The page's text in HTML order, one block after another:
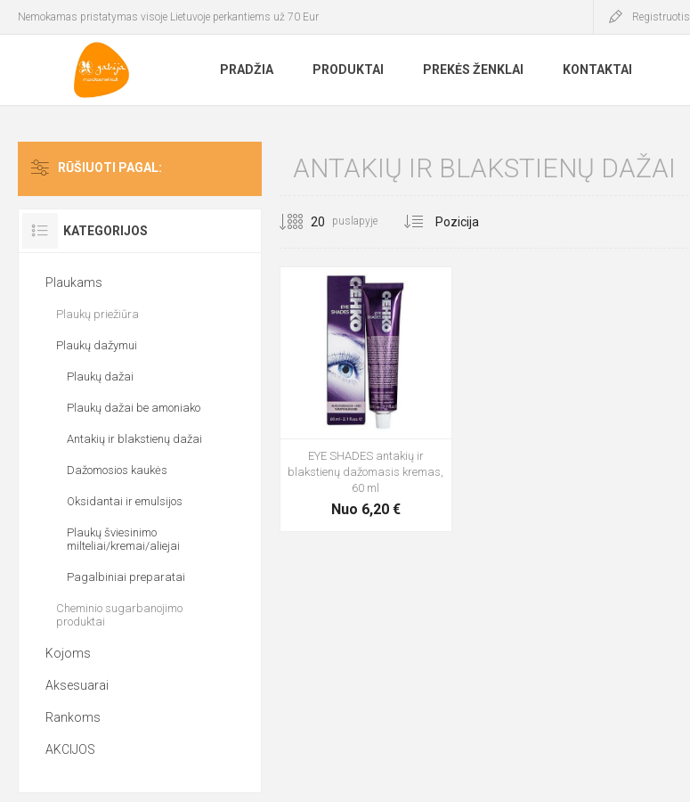
Nemokamas pristatymas visoje Lietuvoje perkantiems už 70 Eur Registruotis
PRADŽIA PRODUKTAI PREKĖS ŽENKLAI KONTAKTAI
ANTAKIŲ IR BLAKSTIENŲ DAŽAI
puslapyje
EYE SHADES antakių ir
blakstienų dažomasis kremas,
60 ml
Nuo 6,20 €
RŪŠIUOTI PAGAL:
KATEGORIJOS
Plaukams
Plaukų priežiūra
Plaukų dažymui
Plaukų dažai
Plaukų dažai be amoniako
Antakių ir blakstienų dažai
Dažomosios kaukės
Oksidantai ir emulsijos
Plaukų šviesinimo
milteliai/kremai/aliejai
Pagalbiniai preparatai
Cheminio sugarbanojimo
produktai
Kojoms
Aksesuarai
Rankoms
AKCIJOS